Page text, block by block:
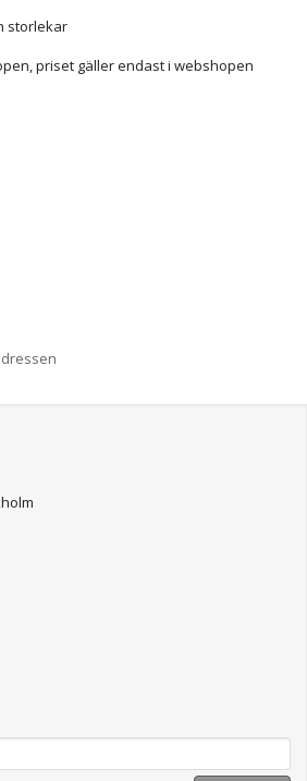
storlekar
priset gäller endast i webshopen